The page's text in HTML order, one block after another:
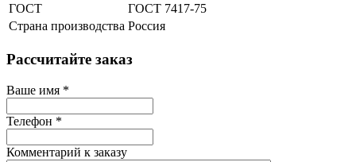
ГОСТ
ГОСТ 7417-75
Страна производства Россия
Рассчитайте заказ
Ваше имя *
Телефон *
Комментарий к заказу